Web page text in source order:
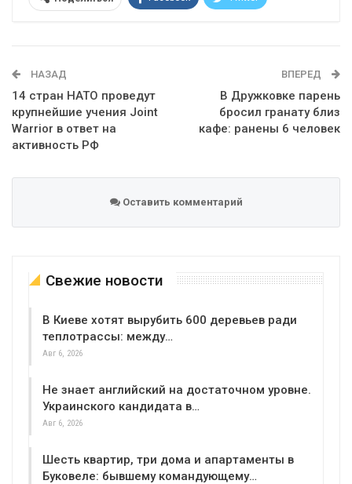
НАЗАД
14 стран НАТО проведут
крупнейшие учения Joint
Warrior в ответ на
активность РФ
ВПЕРЕД
В Дружковке парень
бросил гранату близ
кафе: ранены 6 человек
Оставить комментарий
Свежие новости
В Киеве хотят вырубить 600 деревьев ради
теплотрассы: между…
Авг 6, 2026
Не знает английский на достаточном уровне.
Украинского кандидата в…
Авг 6, 2026
Шесть квартир, три дома и апартаменты в
Буковеле: бывшему командующему…